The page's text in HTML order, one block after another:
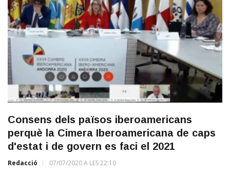
Consens dels països iberoamericans
perquè la Cimera Iberoamericana de caps
d'estat i de govern es faci el 2021
Redacció 07/07/2020 A LES 22:10